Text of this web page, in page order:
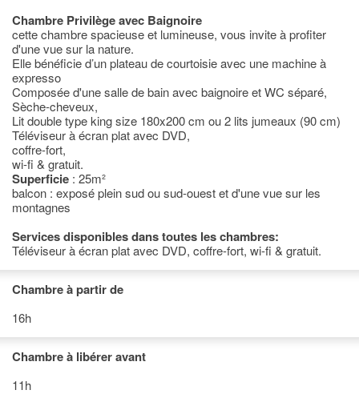
Chambre Privilège avec Baignoire
cette chambre spacieuse et lumineuse, vous invite à profiter
d'une vue sur la nature.
Elle bénéficie d’un plateau de courtoisie avec une machine à
expresso
Composée d'une salle de bain avec baignoire et WC séparé,
Sèche-cheveux,
Lit double type king size 180x200 cm ou 2 lits jumeaux (90 cm)
Téléviseur à écran plat avec DVD,
coffre-fort,
wi-fi & gratuit.
Superficie : 25m²
balcon : exposé plein sud ou sud-ouest et d'une vue sur les
montagnes
Services disponibles dans toutes les chambres:
Téléviseur à écran plat avec DVD, coffre-fort, wi-fi & gratuit.
Chambre à partir de
16h
Chambre à libérer avant
11h